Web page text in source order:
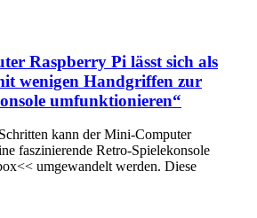
Raspberry Pi lässt sich als
wenigen Handgriffen zur
umfunktionieren“
kann der Mini-Computer
faszinierende Retro-Spielekonsole
umgewandelt werden. Diese